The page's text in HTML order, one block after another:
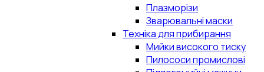
Плазморізи
Зварювальні маски
Техніка для прибирання
Мийки високого тиску
Пилососи промислові